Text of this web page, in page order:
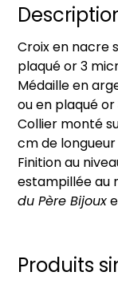
et
à
graver
(en
argent
massif
ou
en
plaqué
or)
Croix en nacre
plaqué or 3
Médaille en
ou en plaqué
Collier monté
cm de longueur
Finition au
estampillée au
du Père Bijoux
Produits